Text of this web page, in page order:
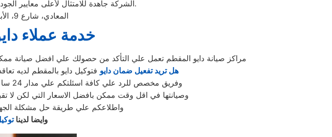
الشركة جاهدة للامتثال لأعلى معايير الجودة والاعتمادية في صناعة الأجهزة المنزلية.
المعادي، شارع 9، الأباجية، قسم المقطم
خدمة عملاء
مراكز صيانة دايو المقطم تعمل علي التأكد من حصولك علي افضل صيانة
هل تريد تفعيل ضمان دايو فتوكيل دايو بالمقطم لديه
وفريق مخصص للرد علي كافة اسئلتكم علي مدار 24 ساعة في حالة طلب مساعدتنا نعمل علي توصيل اجهزتكم
وصيانتها في اقل وقت ممكن بافضل الاسعار التي لكن لا
واطلاعكم علي طريقة حل مشكلة
وايضا لدينا